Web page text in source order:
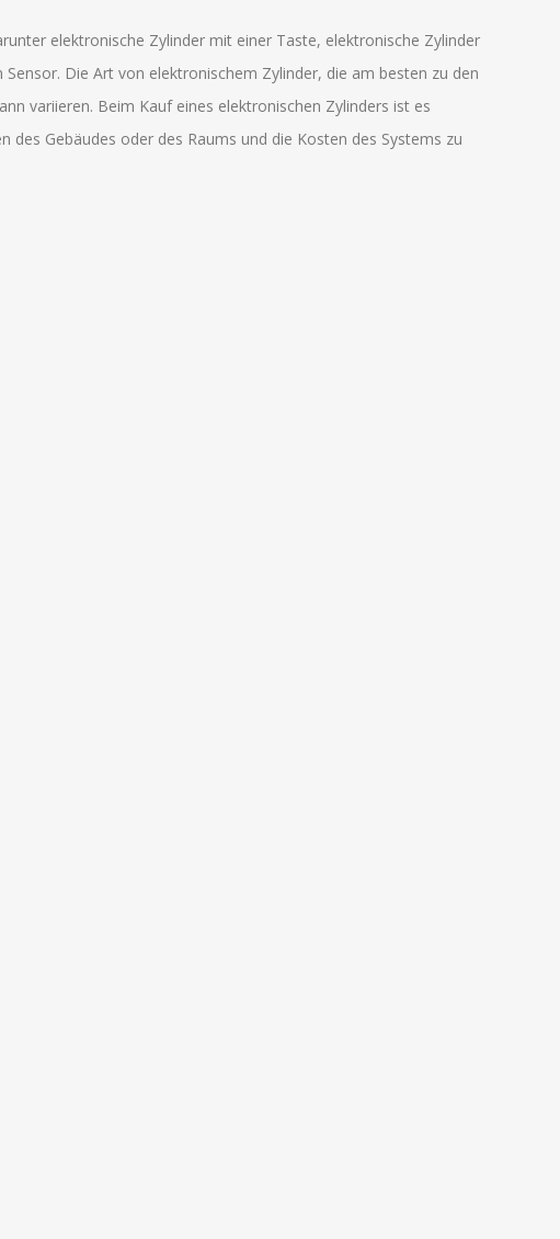
elektronische Zylinder mit einer Taste, elektronische Zylinder
Die Art von elektronischem Zylinder, die am besten zu den
variieren. Beim Kauf eines elektronischen Zylinders ist es
Gebäudes oder des Raums und die Kosten des Systems zu